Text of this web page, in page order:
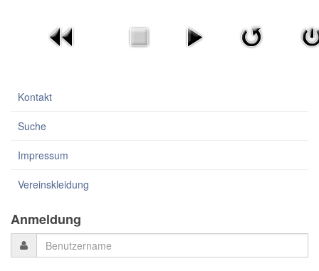
Kontakt
Suche
Impressum
Vereinskleidung
Anmeldung